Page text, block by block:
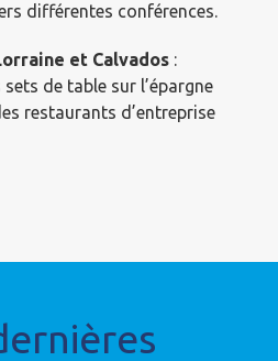
différentes conférences.
et Calvados :
de table sur l’épargne
restaurants d’entreprise